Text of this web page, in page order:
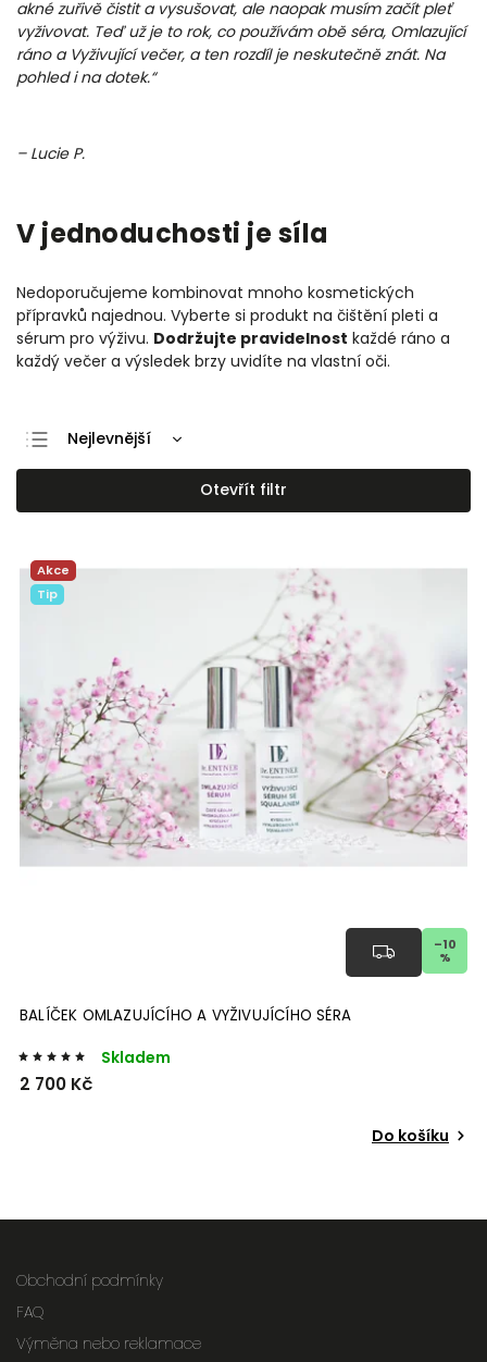
akné zuřivě čistit a vysušovat, ale naopak musím začít pleť
vyživovat. Teď už je to rok, co používám obě séra, Omlazující
ráno a Vyživující večer, a ten rozdíl je neskutečně znát. Na
pohled i na dotek.“
– Lucie P.
V jednoduchosti je síla
Nedoporučujeme kombinovat mnoho kosmetických
přípravků najednou. Vyberte si produkt na čištění pleti a
sérum pro výživu. Dodržujte pravidelnost každé ráno a
každý večer a výsledek brzy uvidíte na vlastní oči.
Nejlevnější
Nejdražší
Nejprodávanější
Otevřít filtr
Akce
Tip
–10
%
BALÍČEK OMLAZUJÍCÍHO A VYŽIVUJÍCÍHO SÉRA
Skladem
2 700 Kč
Do košíku
Obchodní podmínky
FAQ
Výměna nebo reklamace